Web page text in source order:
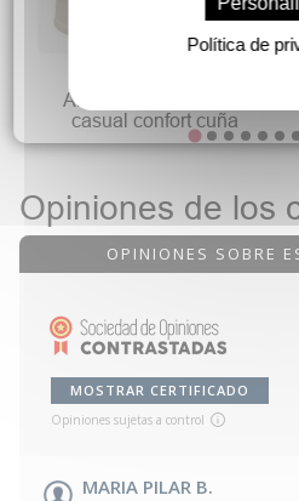
AMARPIES Sandalia
casual confort cuña
Opiniones de los
OPINIONES SOBRE
MOSTRAR CERTIFICADO
Opiniones sujetas a control
MARIA PILAR B.
Política de